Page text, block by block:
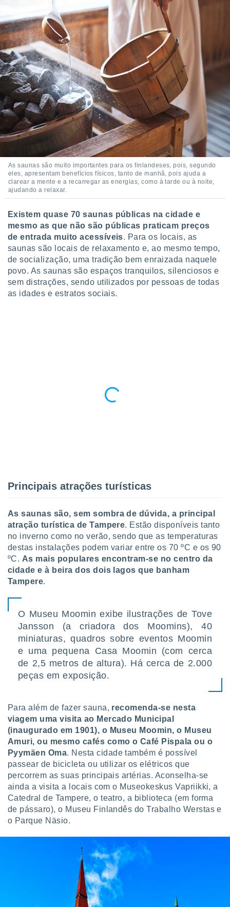
utilizar
criar
medir
da
medir o
dos
de
ou
de dados
fontes,
dados
através
As saunas são muito importantes para os finlandeses, pois, segundo
eles, apresentam benefícios físicos, tanto de manhã, pois ajuda a
clarear a mente e a recarregar as energias, como à tarde ou à noite,
ajudando a relaxar.
Existem quase 70 saunas públicas na cidade e
mesmo as que não são públicas praticam preços
de entrada muito acessíveis. Para os locais, as
saunas são locais de relaxamento e, ao mesmo tempo,
de socialização, uma tradição bem enraizada naquele
povo. As saunas são espaços tranquilos, silenciosos e
sem distrações, sendo utilizados por pessoas de todas
as idades e estratos sociais.
Principais atrações turísticas
As saunas são, sem sombra de dúvida, a principal
atração turística de Tampere. Estão disponíveis tanto
no inverno como no verão, sendo que as temperaturas
destas instalações podem variar entre os 70 ºC e os 90
ºC. As mais populares encontram-se no centro da
cidade e à beira dos dois lagos que banham
Tampere.
O Museu Moomin exibe ilustrações de Tove
Jansson (a criadora dos Moomins), 40
miniaturas, quadros sobre eventos Moomin
e uma pequena Casa Moomin (com cerca
de 2,5 metros de altura). Há cerca de 2.000
peças em exposição.
Para além de fazer sauna, recomenda-se nesta
viagem uma visita ao Mercado Municipal
(inaugurado em 1901), o Museu Moomin, o Museu
Amuri, ou mesmo cafés como o Café Pispala ou o
Pyymäen Oma. Nesta cidade também é possível
passear de bicicleta ou utilizar os elétricos que
percorrem as suas principais artérias. Aconselha-se
ainda a visita a locais com o Museokeskus Vapriikki, a
Catedral de Tampere, o teatro, a biblioteca (em forma
de pássaro), o Museu Finlandês do Trabalho Werstas e
o Parque Näsio.